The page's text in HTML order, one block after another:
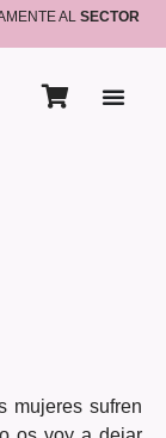
AL SECTOR
mujeres sufren